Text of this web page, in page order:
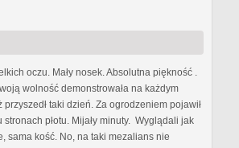
oczu. Mały nosek. Absolutna piękność .
wolność demonstrowała na każdym
taki dzień. Za ogrodzeniem pojawił
płotu. Mijały minuty. Wyglądali jak
sama kość. No, na taki mezalians nie